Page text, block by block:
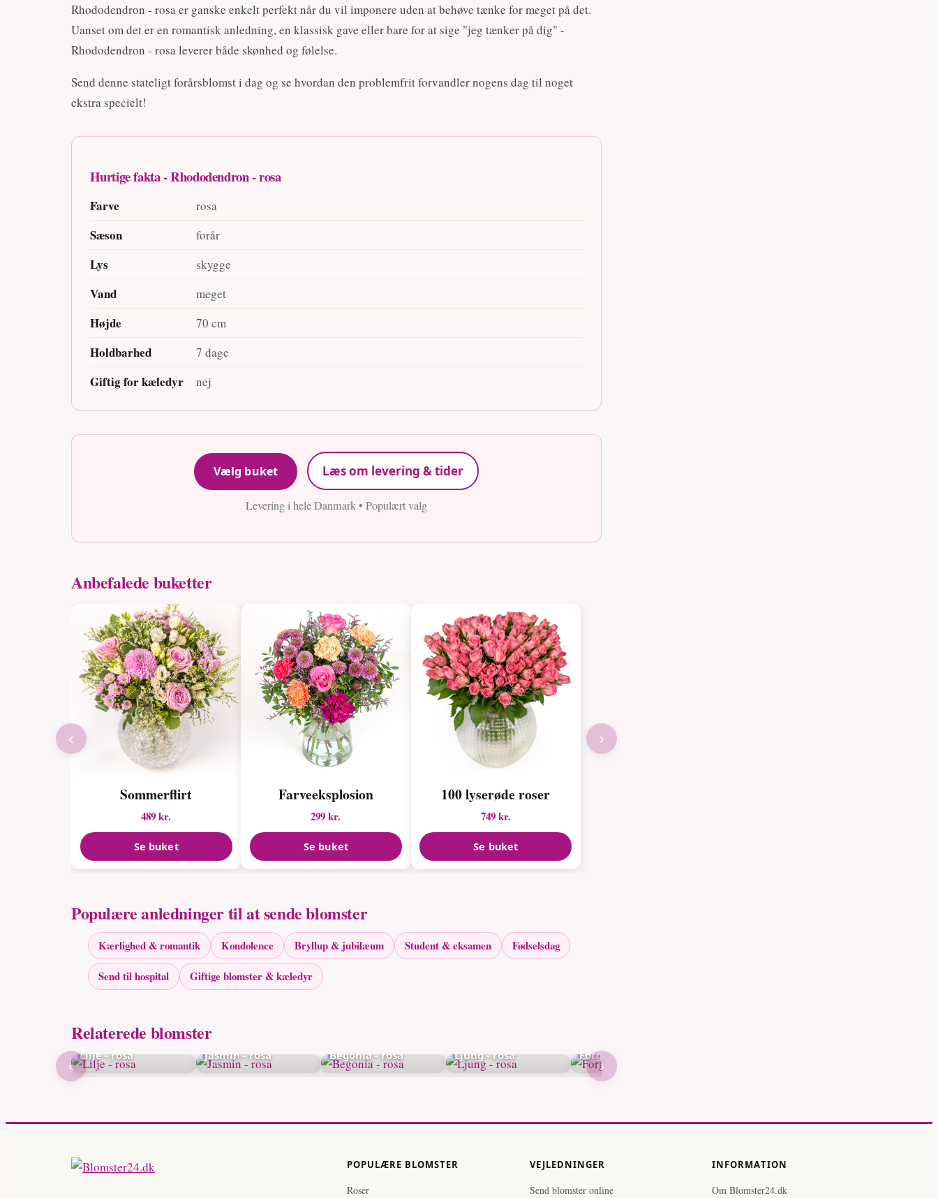
Rhododendron - rosa er ganske enkelt perfekt når du vil imponere uden at behøve tænke for meget på det.
Uanset om det er en romantisk anledning, en klassisk gave eller bare for at sige "jeg tænker på dig" -
Rhododendron - rosa leverer både skønhed og følelse.
Send denne stateligt forårsblomst i dag og se hvordan den problemfrit forvandler nogens dag til noget
ekstra specielt!
Hurtige fakta - Rhododendron - rosa
Farve rosa
Sæson forår
Lys skygge
Vand meget
Højde 70 cm
Holdbarhed 7 dage
Giftig for kæledyr nej
Vælg buket Læs om levering & tider
Levering i hele Danmark • Populært valg
Anbefalede buketter
Sommerflirt
489 kr.
Se buket
Farveeksplosion
299 kr.
Se buket
100 lyserøde roser
749 kr.
Se buket
‹ ›
Populære anledninger til at sende blomster
Kærlighed & romantik Kondolence Bryllup & jubilæum Student & eksamen Fødselsdag
Send til hospital Giftige blomster & kæledyr
Relaterede blomster
Lilje - rosa Jasmin - rosa Begonia - rosa Ljung - rosa Forglemmigej - rosa
‹ ›
POPULÆRE BLOMSTER
Roser
VEJLEDNINGER
Send blomster online
INFORMATION
Om Blomster24.dk